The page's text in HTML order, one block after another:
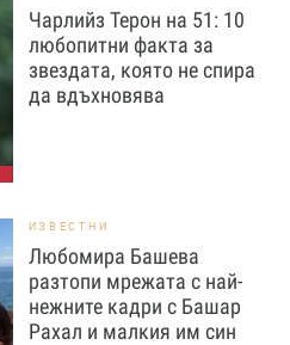
Чарлийз Терон на 51: 10
любопитни факта за
звездата, която не спира
да вдъхновява
ИЗВЕСТНИ
Любомира Башева
разтопи мрежата с най-
нежните кадри с Башар
Рахал и малкия им син